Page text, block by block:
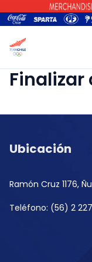
Ubicación
Ramón Cruz 1176,
Teléfono: (56) 2